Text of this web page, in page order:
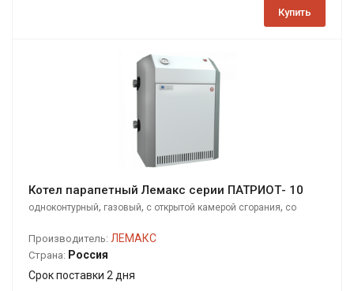
Купить
Котел парапетный Лемакс серии ПАТРИОТ- 10
одноконтурный, газовый, с открытой камерой сгорания, со
Производитель: ЛЕМАКС
Страна: Россия
Срок поставки 2 дня